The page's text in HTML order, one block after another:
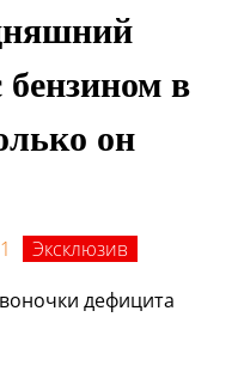
бензином в
он
Эксклюзив
дефицита